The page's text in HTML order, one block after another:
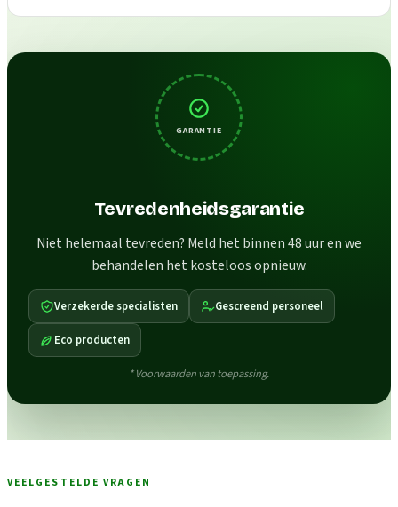
GARANTIE
Tevredenheidsgarantie
Niet helemaal tevreden? Meld het binnen 48 uur en we
behandelen het kosteloos opnieuw.
Verzekerde specialisten Gescreend personeel
Eco producten
* Voorwaarden van toepassing.
VEELGESTELDE VRAGEN